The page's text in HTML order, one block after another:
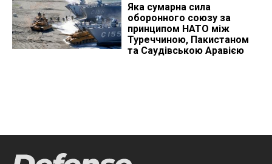
Яка сумарна сила
оборонного союзу за
принципом НАТО між
Туреччиною, Пакистаном
та Саудівською Аравією